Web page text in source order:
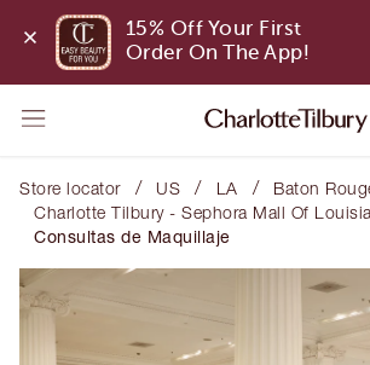
15% Off Your First
Order On The App!
Store locator / US / LA / Baton
Charlotte Tilbury - Sephora Mall Of
Consultas de Maquillaje